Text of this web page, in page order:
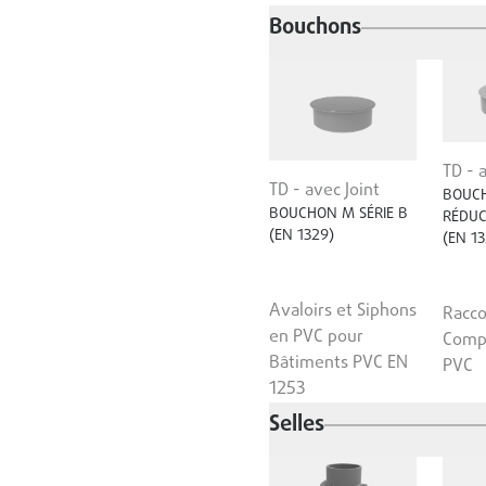
Bouchons
TD - avec Joint
BOUCHON M SÉRIE B
(EN 1329)
Avaloirs et Siphons
en PVC pour
Bâtiments PVC EN
1253
TD -
(EN
PVC
Selles